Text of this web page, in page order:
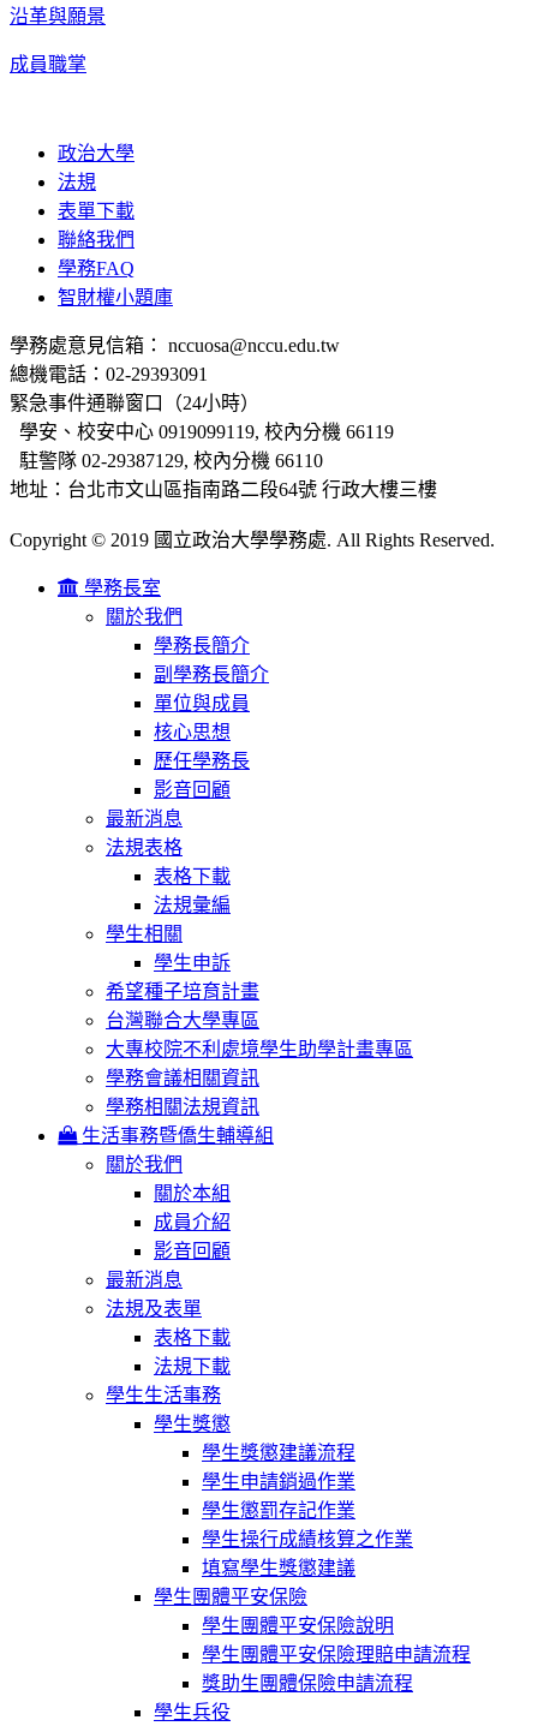
沿革與願景
成員職掌
政治大學
法規
表單下載
聯絡我們
學務FAQ
智財權小題庫
學務處意見信箱： nccuosa@nccu.edu.tw
總機電話：02-29393091
緊急事件通聯窗口（24小時）
學安、校安中心 0919099119, 校內分機 66119
駐警隊 02-29387129, 校內分機 66110
地址：台北市文山區指南路二段64號 行政大樓三樓
Copyright © 2019 國立政治大學學務處. All Rights Reserved.
學務長室
關於我們
學務長簡介
副學務長簡介
單位與成員
核心思想
歷任學務長
影音回顧
最新消息
法規表格
表格下載
法規彙編
學生相關
學生申訴
希望種子培育計畫
台灣聯合大學專區
大專校院不利處境學生助學計畫專區
學務會議相關資訊
學務相關法規資訊
生活事務暨僑生輔導組
關於我們
關於本組
成員介紹
影音回顧
最新消息
法規及表單
表格下載
法規下載
學生生活事務
學生獎懲
學生獎懲建議流程
學生申請銷過作業
學生懲罰存記作業
學生操行成績核算之作業
填寫學生獎懲建議
學生團體平安保險
學生團體平安保險說明
學生團體平安保險理賠申請流程
獎助生團體保險申請流程
學生兵役